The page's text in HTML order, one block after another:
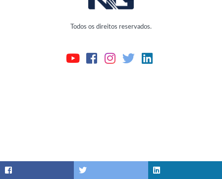
Todos os direitos reservados.